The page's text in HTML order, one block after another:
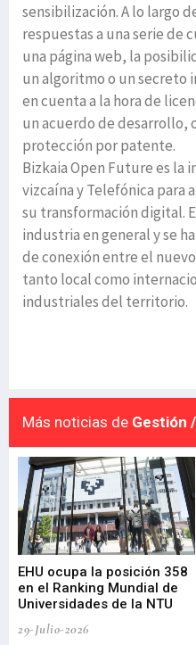
sensibilización. A lo largo
respuestas a una serie de
una página web, la
un algoritmo o un secreto
en cuenta a la hora de
un acuerdo de desarrollo,
protección por patente.
Bizkaia Open Future es la
vizcaína y Telefónica para
su transformación digital.
industria en general y se
de conexión entre el
tanto local como
industriales del territorio.
Más noticias de Gestión
EHU ocupa la posición 358
en el Ranking Mundial de
Universidades de la NTU
29-Julio-2026